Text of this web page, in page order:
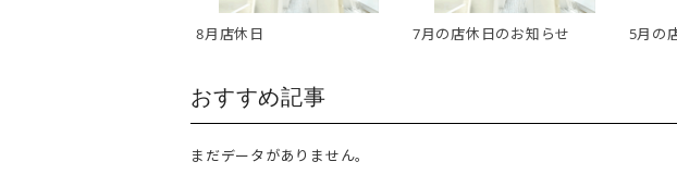
8月店休日 7月の店休日のお知らせ 5月の
おすすめ記事
まだデータがありません。